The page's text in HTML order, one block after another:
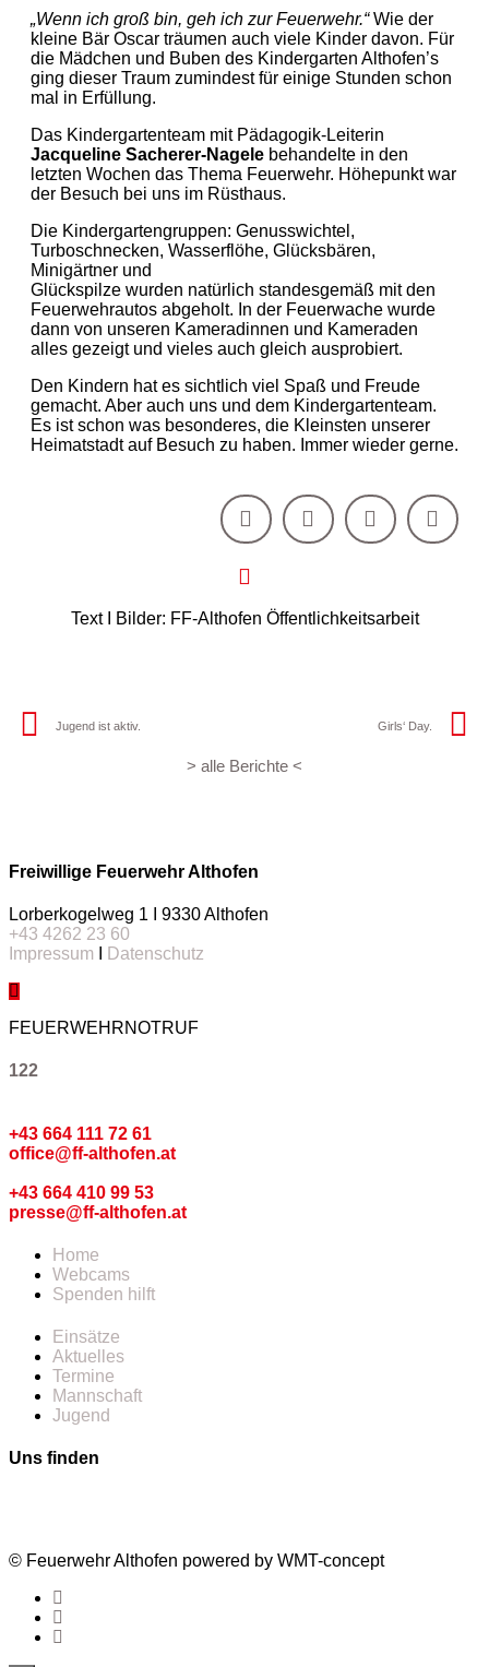
„Wenn ich groß bin, geh ich zur Feuerwehr.“Wie der
kleine Bär Oscar träumen auch viele Kinder davon. Für
die Mädchen und Buben des Kindergarten Althofen’s
ging dieser Traum zumindest für einige Stunden schon
mal in Erfüllung.
Das Kindergartenteam mit Pädagogik-Leiterin
Jacqueline Sacherer-Nagele behandelte in den
letzten Wochen das Thema Feuerwehr. Höhepunkt war
der Besuch bei uns im Rüsthaus.
Die Kindergartengruppen: Genusswichtel,
Turboschnecken, Wasserflöhe, Glücksbären,
Minigärtner und
Glückspilze wurden natürlich standesgemäß mit den
Feuerwehrautos abgeholt. In der Feuerwache wurde
dann von unseren Kameradinnen und Kameraden
alles gezeigt und vieles auch gleich ausprobiert.
Den Kindern hat es sichtlich viel Spaß und Freude
gemacht. Aber auch uns und dem Kindergartenteam.
Es ist schon was besonderes, die Kleinsten unserer
Heimatstadt auf Besuch zu haben. Immer wieder gerne.
Text I Bilder: FF-Althofen Öffentlichkeitsarbeit
Jugend ist aktiv. Girls‘ Day.
> alle Berichte <
Freiwillige Feuerwehr Althofen
Lorberkogelweg 1 I 9330 Althofen
+43 4262 23 60
Impressum
Datenschutz
FEUERWEHRNOTRUF
122
+43 664 111 72 61
office@ff-althofen.at
+43 664 410 99 53
presse@ff-althofen.at
Home
Webcams
Spenden hilft
Einsätze
Aktuelles
Termine
Mannschaft
Jugend
Uns finden
© Feuerwehr Althofen powered by WMT-concept